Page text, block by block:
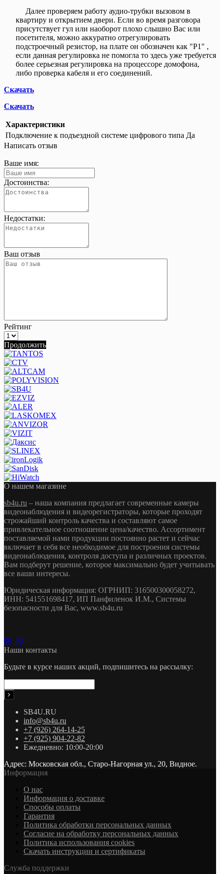
Далее проверяем работу аудио-трубки вызовом в
квартиру и открытием двери. Если во время разговора
присутствует гул или наоборот плохо слышно Вас или
посетителя, можно аккуратно отрегулировать
подстроечный резистор, на плате он обозначен как "P1" ,
если данная регулировка не помогла то здесь уже требуется
более серьезная регулировка на процессоре домофона,
либо проверка кабеля и его соединений.
Скачать
Скачать
Характеристики
Подключение к подъездной системе цифрового типа Да
Написать отзыв
Ваше имя:
Достоинства:
Недостатки:
Ваш отзыв
Рейтинг
Продолжить
О нашем магазине
sb4u.ru – наша компания предлагает современные камеры
видеонаблюдения и видеорегистраторы, которые проходят
строжайший контроль качества и составляют самое
привлекательное соотношение цена/качество. Ассортимент
поставляемой нами продукции постоянно растет и сейчас
включает в себя все необходимое для построения системы
видеонаблюдения, контроля доступа и различных проектов.
Вам подберут решение, которое максимально будет учитывать
все ваши интересы.
Юридическая информация: ОГРНИП: 316500300058272,
ИНН: 541551698417, ИП Панфиленок И.М., Системы
безопасности для Вас, www.sb4u.ru
Наши контакты
Будьте в курсе наших акций, подпишитесь на рассылку:
SB4U.RU
info@sb4u.ru
+7 (926) 264-14-25
+7 (925) 904-22-82
Ежедневно: 10:00-20:00
Адрес: Московская обл., Старо-Нагорная ул., 20, Видное.
Информация
О нас
Информация о доставке
Cпособы оплаты
Гарантия
Политика обработки персональных данных
Согласие на обработку персональных данных
Политика использования cookies
Скачать инструкции и сертификаты
Служба поддержки